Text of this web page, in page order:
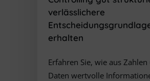
verlässlichere
erhalten
Erfahren Sie, wie aus Zahlen
Daten wertvolle